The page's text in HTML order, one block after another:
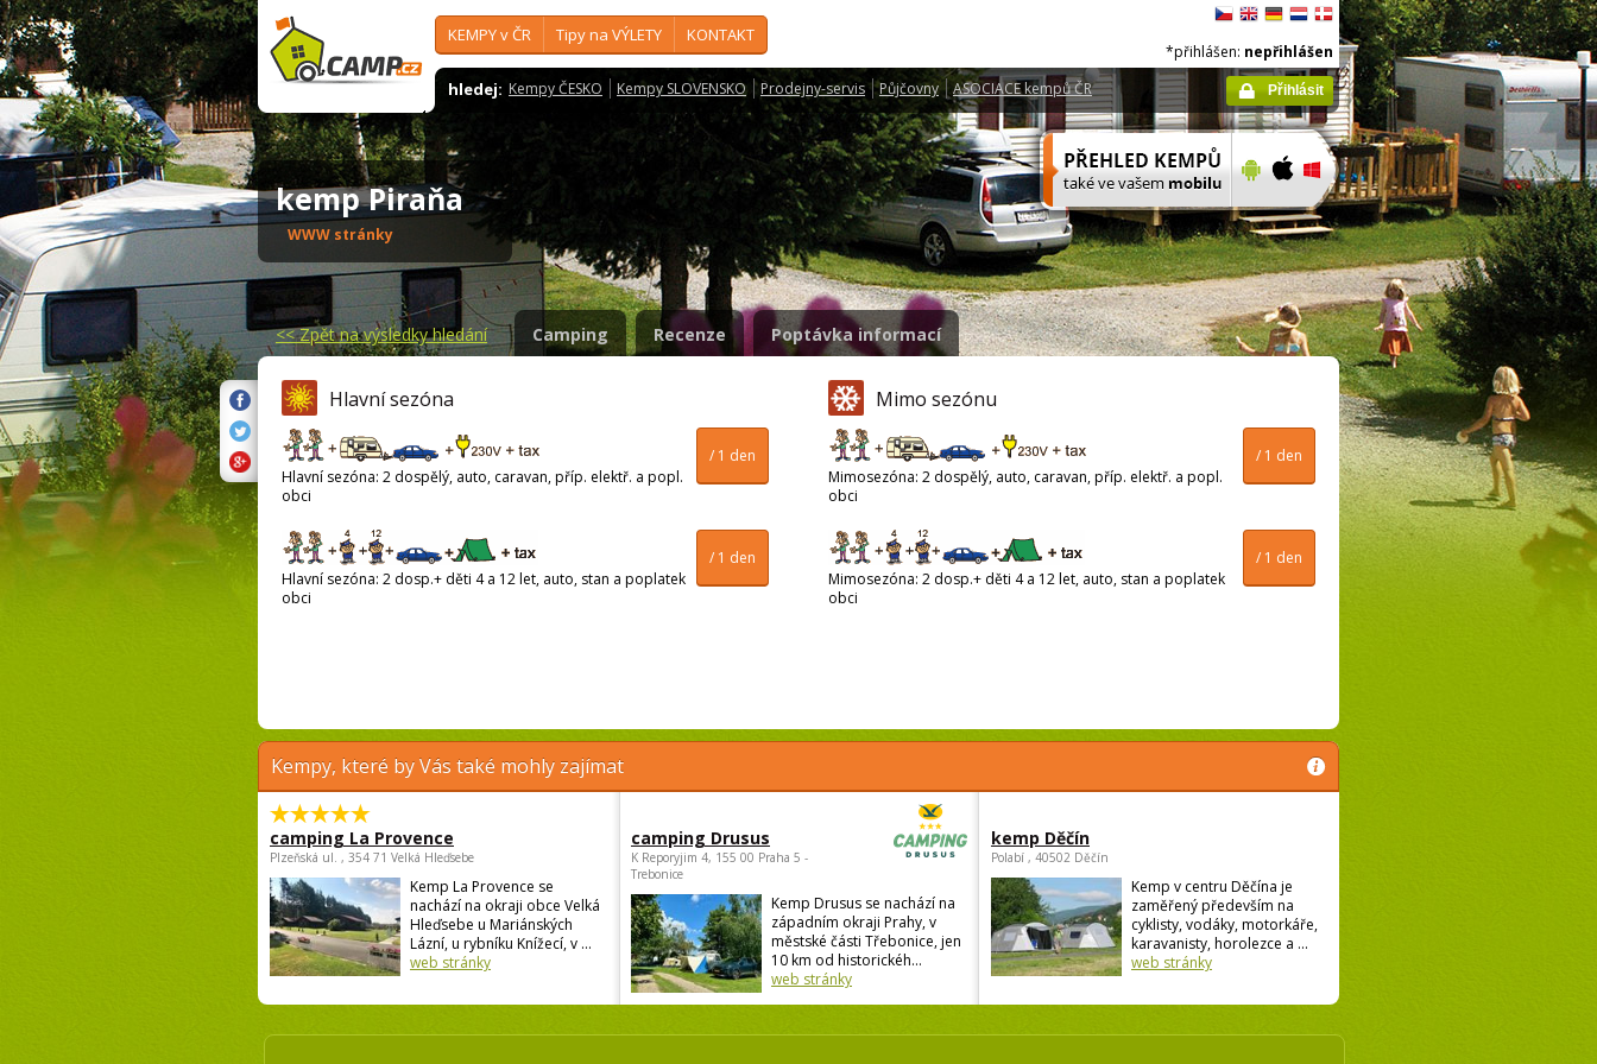
KEMPY v ČR Tipy na VÝLETY KONTAKT
hledej: Kempy ČESKO Kempy SLOVENSKO Prodejny-servis Půjčovny ASOCIACE kempů ČR
*přihlášen: nepřihlášen
Přihlásit
kemp Piraňa
WWW stránky
<<Zpět na výsledky hledání Camping Recenze Poptávka informací
Hlavní sezóna
/ 1 den
Hlavní sezóna: 2 dospělý, auto, caravan, příp. elektř. a popl.
obci
/ 1 den
Hlavní sezóna: 2 dosp.+ děti 4 a 12 let, auto, stan a poplatek
obci
Mimo sezónu
/ 1 den
Mimosezóna: 2 dospělý, auto, caravan, příp. elektř. a popl.
obci
/ 1 den
Mimosezóna: 2 dosp.+ děti 4 a 12 let, auto, stan a poplatek
obci
Kempy, které by Vás také mohly zajímat
camping La Provence
Plzeňská ul. , 354 71 Velká Hleďsebe
Kemp La Provence se
nachází na okraji obce Velká
Hleďsebe u Mariánských
Lázní, u rybníku Knížecí, v ...
web stránky
camping Drusus
K Reporyjim 4, 155 00 Praha 5 -
Trebonice
Kemp Drusus se nachází na
západním okraji Prahy, v
městské části Třebonice, jen
10 km od historickéh...
web stránky
kemp Děčín
Polabí , 40502 Děčín
Kemp v centru Děčína je
zaměřený především na
cyklisty, vodáky, motorkáře,
karavanisty, horolezce a ...
web stránky